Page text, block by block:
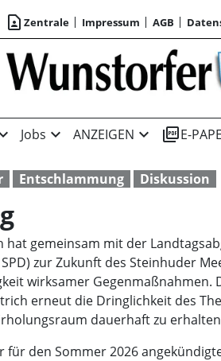
contact_page Zentrale Impressum AGB
Jobs expand_more ANZEIGEN expand_more picture_as_pdfE-
Entschlammung Diskussion
hat gemeinsam mit der
zur Zukunft des Steinhuder
wirksamer
erneut die Dringlichkeit des
dauerhaft zu
den Sommer 2026